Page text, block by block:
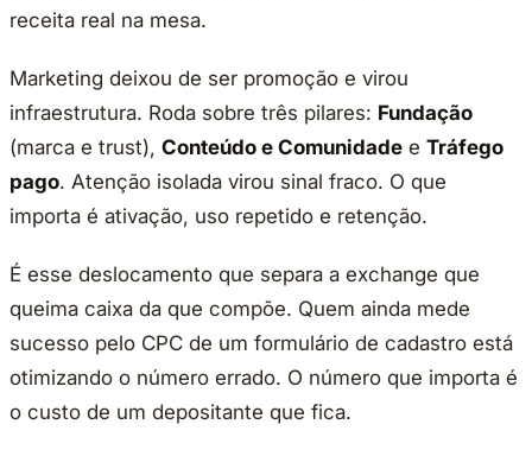
receita real na mesa.
Marketing deixou de ser promoção e virou
infraestrutura. Roda sobre três pilares: Fundação
(marca e trust), Conteúdo e Comunidade e Tráfego
pago. Atenção isolada virou sinal fraco. O que
importa é ativação, uso repetido e retenção.
É esse deslocamento que separa a exchange que
queima caixa da que compõe. Quem ainda mede
sucesso pelo CPC de um formulário de cadastro está
otimizando o número errado. O número que importa é
o custo de um depositante que fica.